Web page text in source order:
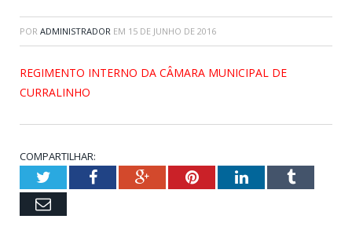
POR ADMINISTRADOR EM 15 DE JUNHO DE 2016
REGIMENTO INTERNO DA CÂMARA MUNICIPAL DE
CURRALINHO
COMPARTILHAR:
TwitterFacebookGoogle+PinterestLinkedInTumblr
Email